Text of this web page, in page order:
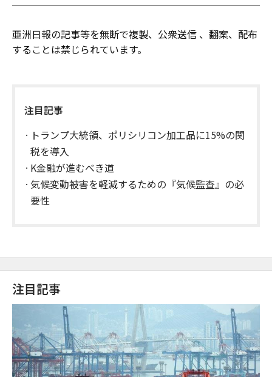
亜洲日報の記事等を無断で複製、公衆送信 、翻案、配布
することは禁じられています。
注目記事
トランプ大統領、ポリシリコン加工品に15%の関
税を導入
K金融が進むべき道
気候変動被害を軽減するための『気候監査』の必
要性
注目記事